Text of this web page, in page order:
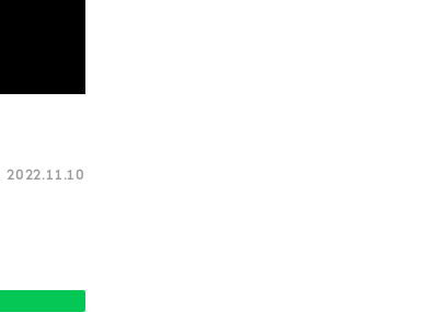
2022.11.10